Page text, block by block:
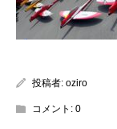
投稿者: oziro
コメント: 0